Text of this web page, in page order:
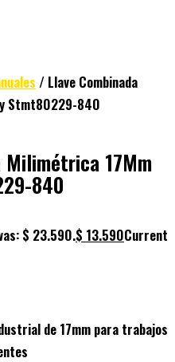
/ Llave Combinada
Stmt80229-840
Milimétrica 17Mm
840
$ 23.590.$ 13.590Current
de 17mm para trabajos